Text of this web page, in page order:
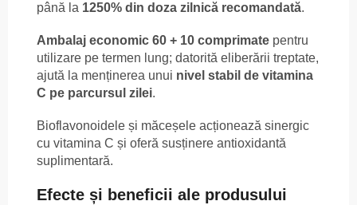
până la 1250% din doza zilnică recomandată.
Ambalaj economic 60 + 10 comprimate pentru
utilizare pe termen lung; datorită eliberării treptate,
ajută la menținerea unui nivel stabil de vitamina
C pe parcursul zilei.
Bioflavonoidele și măceșele acționează sinergic
cu vitamina C și oferă susținere antioxidantă
suplimentară.
Efecte și beneficii ale produsului